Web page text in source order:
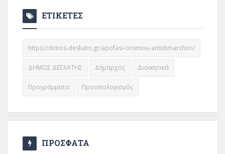
ΕΤΙΚΕΤΕΣ
https://dimos-deskatis.gr/apofasi-orismou-antidimarchon/
ΔΗΜΟΣ ΔΕΣΚΑΤΗΣ Δήμαρχος Διοικητικά
Προγράμματα Προϋπολογισμός
ΠΡΟΣΦΑΤΑ